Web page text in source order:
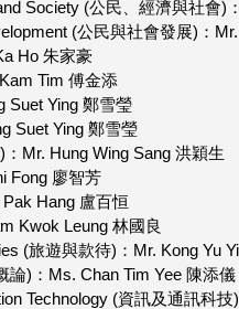
Society (公民、經濟與社會)
(公民與社會發展)：
Ho 朱家豪
Tim 傅金添
Suet Ying 鄭雪瑩
Suet Ying 鄭雪瑩
Mr. Hung Wing Sang 洪穎生
Fong 廖智芳
Hang 盧百恒
Kwok Leung 林國良
(旅遊與款待)：Mr. Kong Yu
論)：Ms. Chan Tim Yee 陳添儀
Technology (資訊及通訊科